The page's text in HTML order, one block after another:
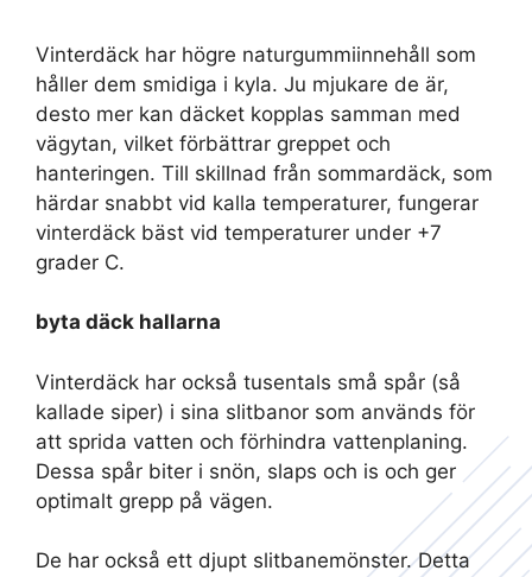
Vinterdäck har högre naturgummiinnehåll som
håller dem smidiga i kyla. Ju mjukare de är,
desto mer kan däcket kopplas samman med
vägytan, vilket förbättrar greppet och
hanteringen. Till skillnad från sommardäck, som
härdar snabbt vid kalla temperaturer, fungerar
vinterdäck bäst vid temperaturer under +7
grader C.
byta däck hallarna
Vinterdäck har också tusentals små spår (så
kallade siper) i sina slitbanor som används för
att sprida vatten och förhindra vattenplaning.
Dessa spår biter i snön, slaps och is och ger
optimalt grepp på vägen.
De har också ett djupt slitbanemönster. Detta